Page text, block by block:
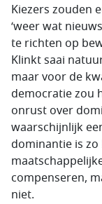
Kiezers zouden
‘weer wat
te richten op
Klinkt saai
maar voor de
democratie zou
onrust over
waarschijnlijk
dominantie is
compenseren,
niet.